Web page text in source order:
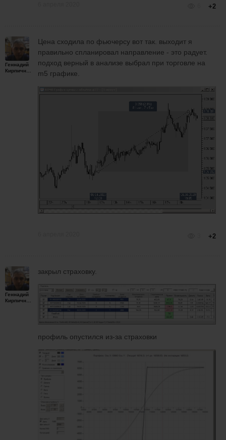
+2
Геннадий
Цена сходила по фьючерсу вот так. выходит я
правильно спланировал направление - это радует.
подход верный в анализе выбрал при торговле на
m5 графике.
+2
Геннадий
закрыл страховку.
профиль опустился из-за страховки